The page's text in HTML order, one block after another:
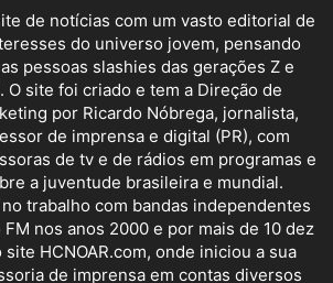
de notícias com um vasto editorial de
do universo jovem, pensando
pessoas slashies das gerações Z e
O site foi criado e tem a Direção de
por Ricardo Nóbrega, jornalista,
de imprensa e digital (PR), com
de tv e de rádios em programas e
a juventude brasileira e mundial.
trabalho com bandas independentes
nos anos 2000 e por mais de 10 dez
HCNOAR.com, onde iniciou a sua
de imprensa em contas diversos